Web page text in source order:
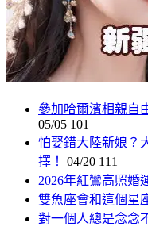
參加哈爾濱相親自
05/05 101
怕娶錯大陸新娘？
擇！
04/20 111
2026年紅鸞高照婚
雙魚座會和這個星
對一個人總是念念